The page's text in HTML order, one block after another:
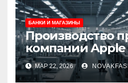
БАНКИ И МАГАЗИНЫ
Производство
компании Apple
МАР 22, 2026